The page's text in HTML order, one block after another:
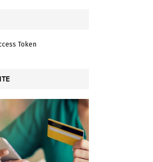
Token